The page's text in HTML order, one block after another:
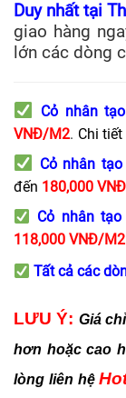
Duy nhất tại
giao hàng
lớn các dòng
Cỏ nhân
VNĐ/M2. Chi tiết
Cỏ nhân
đến 180,000
Cỏ nhân
118,000 VNĐ/M2
Tất cả các
LƯU Ý: Giá
hơn hoặc cao
lòng liên hệ